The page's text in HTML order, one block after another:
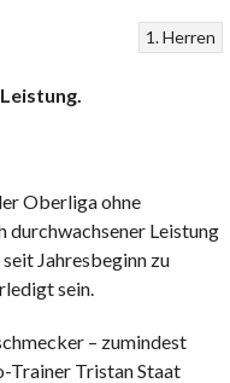
1. Herren
Oberliga ohne
durchwachsener Leistung
Jahresbeginn zu
sein.
– zumindest
Trainer Tristan Staat